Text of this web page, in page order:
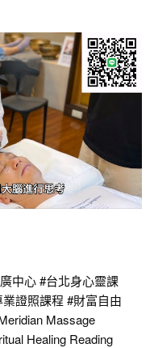
中心#台北身心靈課
業證照課程 #財富自由
Massage
Healing Reading